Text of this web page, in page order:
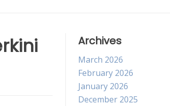
Archives
March 2026
February 2026
January 2026
December 2025